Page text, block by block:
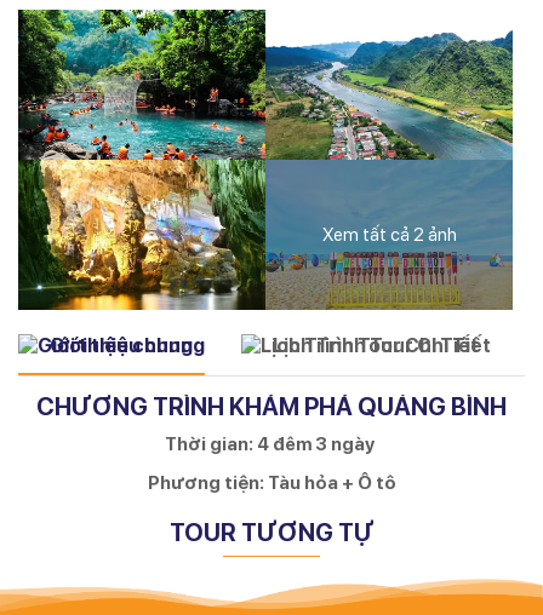
Xem tất cả 2 ảnh
Giới thiệu chung Lịch Trình Tour Chi Tiết
CHƯƠNG TRÌNH KHÁM PHÁ QUẢNG BÌNH
Thời gian: 4 đêm 3 ngày
Phương tiện: Tàu hỏa + Ô tô
TOUR TƯƠNG TỰ